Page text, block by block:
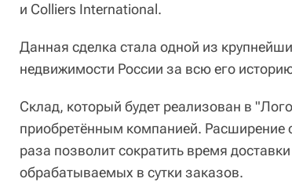
и Colliers International.
Данная сделка стала одной из
недвижимости России за всю его
Склад, который будет реализован в
приобретённым компанией. Расширение
раза позволит сократить время
обрабатываемых в сутки заказов.